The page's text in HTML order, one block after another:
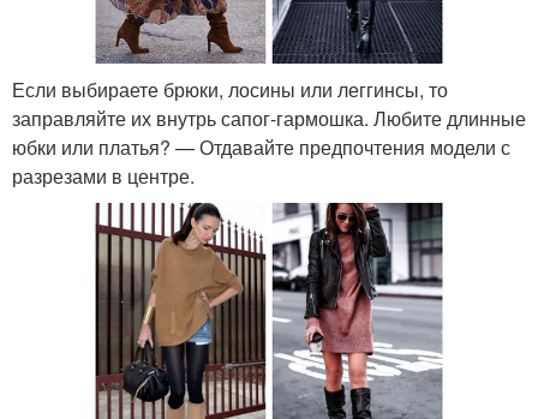
Если выбираете брюки, лосины или леггинсы, то
заправляйте их внутрь сапог-гармошка. Любите длинные
юбки или платья? — Отдавайте предпочтения модели с
разрезами в центре.